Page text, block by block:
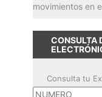
movimientos en
CONSULTA
Consulta tu